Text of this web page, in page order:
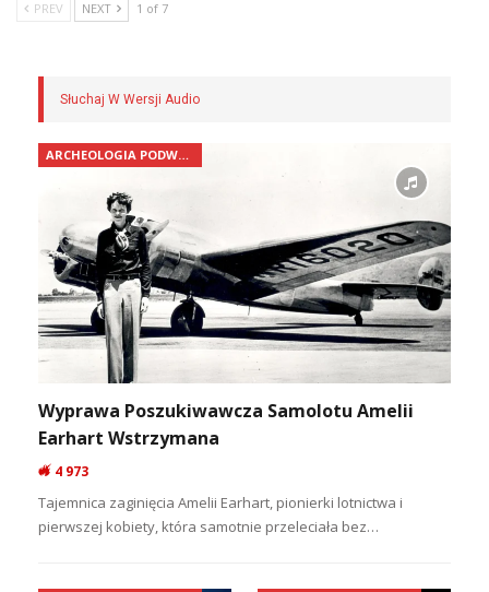
PREV NEXT 1 of 7
Słuchaj W Wersji Audio
ARCHEOLOGIA PODWODNA
Wyprawa Poszukiwawcza Samolotu Amelii
Earhart Wstrzymana
4 973
Tajemnica zaginięcia Amelii Earhart, pionierki lotnictwa i
pierwszej kobiety, która samotnie przeleciała bez…